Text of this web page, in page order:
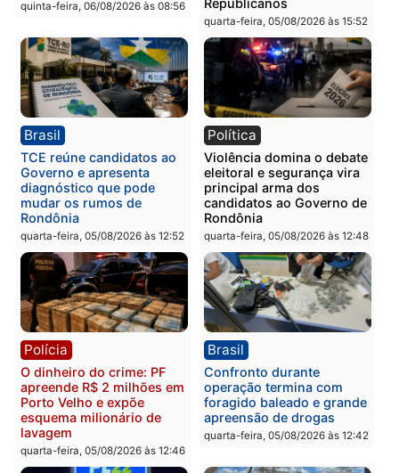
PM no Castanheira
quinta-feira, 06/08/2026 às 09:02
tráfico e posse de arma
Itapuã
quinta-feira, 06/08/2026 às
Polícia
Homem é preso após
furtar peça de picanha e
reagir a seguranças em
supermercado
quinta-feira, 06/08/2026 às 08:56
Política
Jônatas França é
na convenção e
confirmado candidato a
deputado federal pelo
Republicanos
quarta-feira, 05/08/2026 às
Brasil
TCE reúne candidatos ao
Governo e apresenta
diagnóstico que pode
Política
Violência domina o
principal arma dos